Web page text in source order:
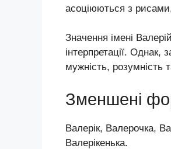
асоціюються з
Значення імені
інтерпретації. Однак,
мужність, розумність
Зменшені
Валерік, Валерочка,
Валерікенька.